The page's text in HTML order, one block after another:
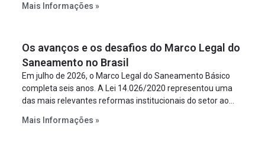
empreendimento. Ou seja, a suposta “fraude à licitação” é
projeto a projeto.
Mais Informações »
Os avanços e os desafios do Marco Legal do
Saneamento no Brasil
Em julho de 2026, o Marco Legal do Saneamento Básico
completa seis anos. A Lei 14.026/2020 representou uma
das mais relevantes reformas institucionais do setor ao
serviços, ampliar a participação da iniciativa privada,
Mais Informações »